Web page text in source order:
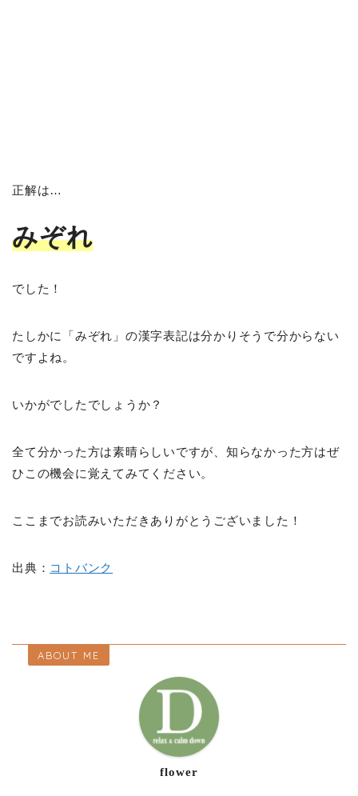
正解は…
みぞれ
でした！
たしかに「みぞれ」の漢字表記は分かりそうで分からない
ですよね。
いかがでしたでしょうか？
全て分かった方は素晴らしいですが、知らなかった方はぜ
ひこの機会に覚えてみてください。
ここまでお読みいただきありがとうございました！
出典： コトバンク
ABOUT ME
flower